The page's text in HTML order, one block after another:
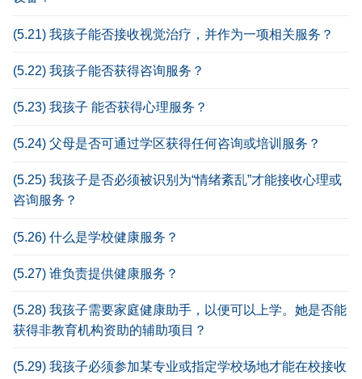
(5.21) 我孩子能否接收视觉治疗，并作为一项相关服务？
(5.22) 我孩子能否获得咨询服务？
(5.23) 我孩子 能否获得心理服务？
(5.24) 父母是否可通过学区获得任何咨询或培训服务？
(5.25) 我孩子是否必须被识别为“情绪紊乱”才能接收心理或
咨询服务？
(5.26) 什么是学校健康服务？
(5.27) 谁负责提供健康服务？
(5.28) 我孩子需要家庭健康助手，以便可以上学。她是否能
获得非教育机构资助的辅助项目？
(5.29) 我孩子必须参加某专业或指定学校场地才能在校接收